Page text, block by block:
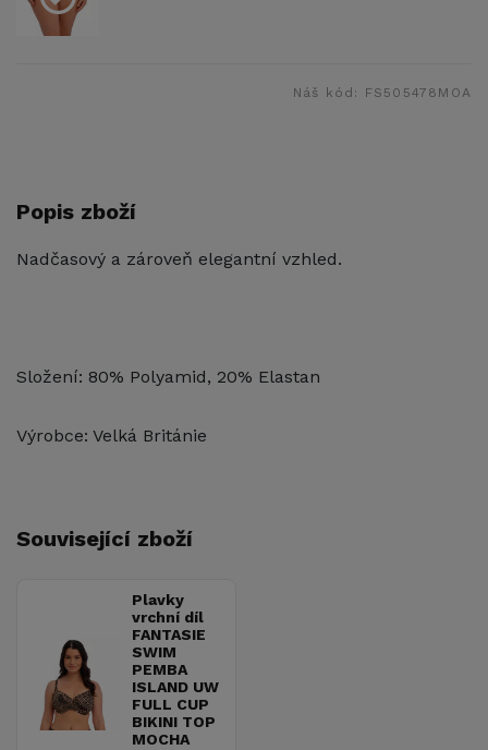
Náš kód: FS505478MOA
Popis zboží
Nadčasový a zároveň elegantní vzhled.
Složení: 80% Polyamid, 20% Elastan
Výrobce: Velká Británie
Související zboží
Plavky
vrchní díl
FANTASIE
SWIM
PEMBA
ISLAND UW
FULL CUP
BIKINI TOP
MOCHA